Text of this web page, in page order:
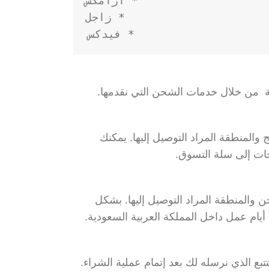
* فيدكس
من خلال خدمات الشحن التي نقدمها.
المراد التوصيل إليها. يمكنك
إلى سلة التسوق.
المراد التوصيل إليها. بشكل
الذي نرسله لك بعد إتمام عملية الشراء.